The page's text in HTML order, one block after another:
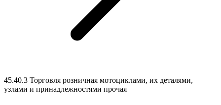
45.40.3 Торговля розничная мотоциклами, их деталями,
узлами и принадлежностями прочая